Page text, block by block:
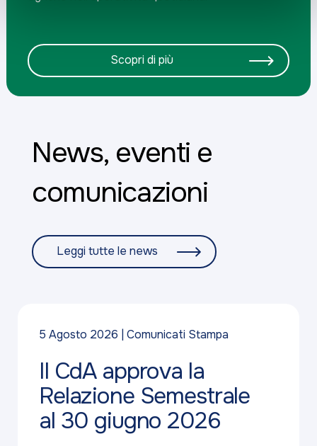
Scopri di più
News, eventi e
comunicazioni
Leggi tutte le news
5 Agosto 2026 Comunicati Stampa
Il CdA approva la
Relazione Semestrale
al 30 giugno 2026